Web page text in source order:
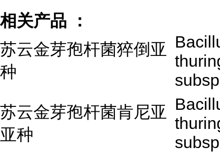
相关产品 ：
苏云金芽孢杆菌猝倒亚
种
苏云金芽孢杆菌肯尼亚
亚种